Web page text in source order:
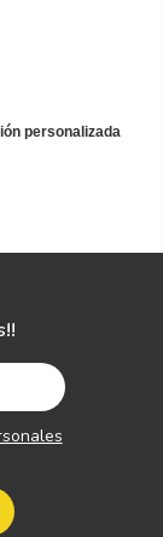
personalizada